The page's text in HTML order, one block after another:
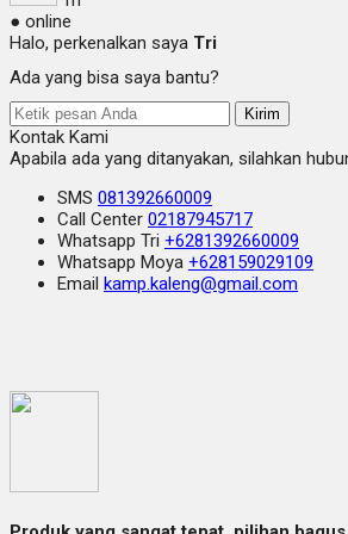
● online
Halo, perkenalkan saya Tri
Ada yang bisa saya bantu?
Kirim
Kontak Kami
Apabila ada yang ditanyakan, silahkan
SMS 081392660009
Call Center 02187945717
Whatsapp Tri +6281392660009
Whatsapp Moya +628159029109
Email kamp.kaleng@gmail.com